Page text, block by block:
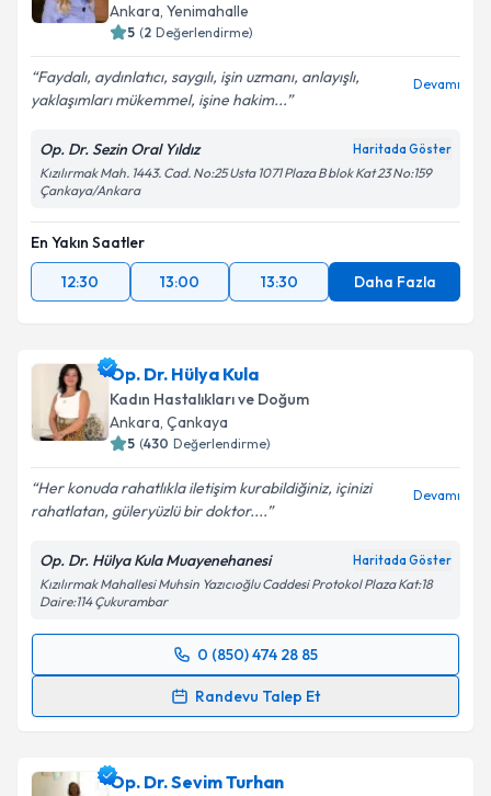
Ankara, Yenimahalle
5 (2 Değerlendirme)
Faydalı, aydınlatıcı, saygılı, işin uzmanı, anlayışlı,
yaklaşımları mükemmel, işine hakim...
Devamı
Op. Dr. Sezin Oral Yıldız Haritada Göster
Kızılırmak Mah. 1443. Cad. No:25 Usta 1071 Plaza B blok Kat 23 No:159
Çankaya/Ankara
En Yakın Saatler
12:30
13:00 13:30 Daha Fazla
Op. Dr. Hülya Kula
Kadın Hastalıkları ve Doğum
Ankara, Çankaya
5 (430 Değerlendirme)
Her konuda rahatlıkla iletişim kurabildiğiniz, içinizi
rahatlatan, güleryüzlü bir doktor....
Devamı
Op. Dr. Hülya Kula Muayenehanesi Haritada Göster
Kızılırmak Mahallesi Muhsin Yazıcıoğlu Caddesi Protokol Plaza Kat:18
Daire:114 Çukurambar
0 (850) 474 28 85
Randevu Talep Et
Randevu Takvimi Talebi
takvim hazırlandığında e-posta ile bilgilendireceğiz.
Op. Dr. Sevim Turhan